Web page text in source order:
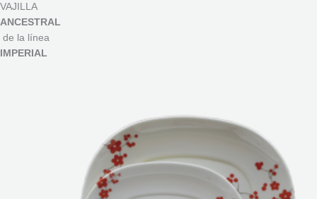
VAJILLA
ANCESTRAL
de la línea
IMPERIAL